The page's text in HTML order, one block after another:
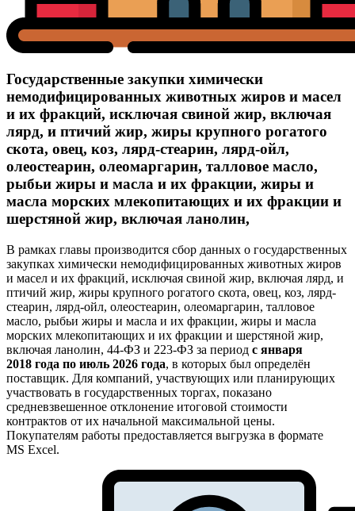
Государственные закупки химически
немодифицированных животных жиров и масел
и их фракций, исключая свиной жир, включая
лярд, и птичий жир, жиры крупного рогатого
скота, овец, коз, лярд-стеарин, лярд-ойл,
олеостеарин, олеомаргарин, талловое масло,
рыбьи жиры и масла и их фракции, жиры и
масла морских млекопитающих и их фракции и
шерстяной жир, включая ланолин,
В рамках главы производится сбор данных о государственных
закупках химически немодифицированных животных жиров
и масел и их фракций, исключая свиной жир, включая лярд, и
птичий жир, жиры крупного рогатого скота, овец, коз, лярд-
стеарин, лярд-ойл, олеостеарин, олеомаргарин, талловое
масло, рыбьи жиры и масла и их фракции, жиры и масла
морских млекопитающих и их фракции и шерстяной жир,
включая ланолин, 44-ФЗ и 223-ФЗ за период с января
2018 года по июль 2026 года, в которых был определён
поставщик. Для компаний, участвующих или планирующих
участвовать в государственных торгах, показано
средневзвешенное отклонение итоговой стоимости
контрактов от их начальной максимальной цены.
Покупателям работы предоставляется выгрузка в формате
MS Excel.